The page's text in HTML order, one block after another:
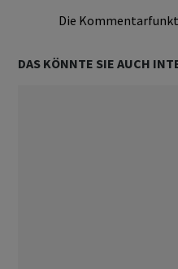
Die
DAS KÖNNTE SIE AUCH